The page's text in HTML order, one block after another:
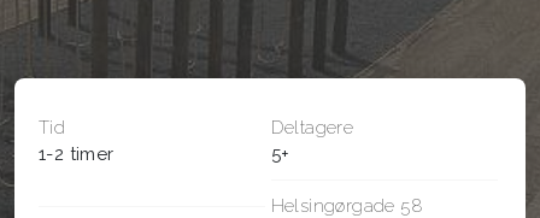
Tid
1-2 timer
Deltagere
5+
Helsingørgade 58